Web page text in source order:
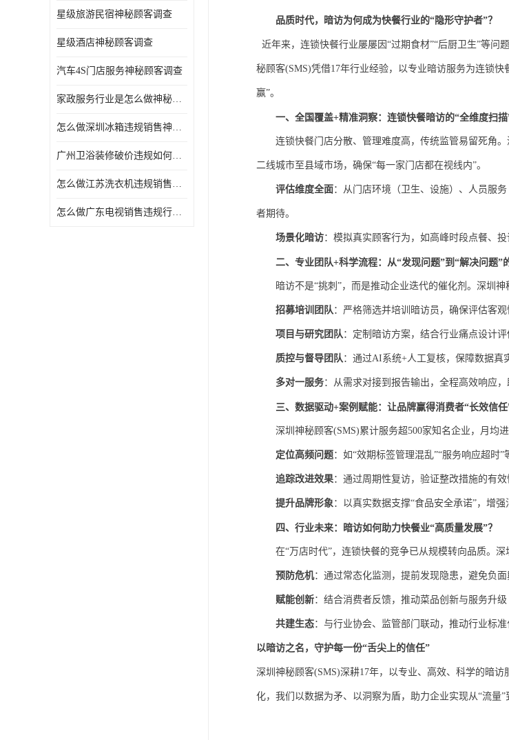
星级旅游民宿神秘顾客调查
星级酒店神秘顾客调查
汽车4S门店服务神秘顾客调查
家政服务行业是怎么做神秘顾客调研
怎么做深圳冰箱违规销售神秘顾客检测
广州卫浴装修破价违规如何进行神秘顾客暗访调查
怎么做江苏洗衣机违规销售神秘顾客检测
怎么做广东电视销售违规行为神秘顾客检测
品质时代，暗访为何成为快餐行业的“隐形守护者”？
近年来，连锁快餐行业屡屡因 “过期食材”“后厨卫生”等问
秘顾客(SMS)凭借17年行业经验，以专业暗访服务为连锁
赢”。
一、全国覆盖+精准洞察：连锁快餐暗访的“全维度扫描
连锁快餐门店分散、管理难度高，传统监管易留死角
二线城市至县域市场，确保“每一家门店都在视线内”。
评估维度全面 ：从门店环境（卫生、设施）、人员服
者期待。
场景化暗访：模拟真实顾客行为，如高峰时段点餐、
二、专业团队+科学流程：从“发现问题”到“解决问题”
暗访不是“挑刺”，而是推动企业迭代的催化剂。深圳神
招募培训团队：严格筛选并培训暗访员，确保评估客观
项目与研究团队：定制暗访方案，结合行业痛点设计评
质控与督导团队：通过AI系统+人工复核，保障数据真
多对一服务：从需求对接到报告输出，全程高效响应，
三、数据驱动+案例赋能：让品牌赢得消费者“长效信任
深圳神秘顾客(SMS)累计服务超500家知名企业，月均
定位高频问题：如“效期标签管理混乱”“服务响应超时”
追踪改进效果：通过周期性复访，验证整改措施的有效
提升品牌形象：以真实数据支撑“食品安全承诺”，增
四、行业未来：暗访如何助力快餐业“高质量发展”？
在“万店时代”，连锁快餐的竞争已从规模转向品质。
预防危机：通过常态化监测，提前发现隐患，避免负
赋能创新：结合消费者反馈，推动菜品创新与服务升
共建生态：与行业协会、监管部门联动，推动行业标准
以暗访之名，守护每一份“舌尖上的信任”
深圳神秘顾客(SMS)深耕17年，以专业、高效、科学的暗
化，我们以数据为矛、以洞察为盾，助力企业实现从“流量”